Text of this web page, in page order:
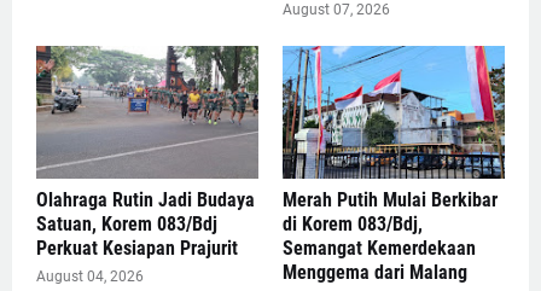
August 07, 2026
Olahraga Rutin Jadi Budaya
Satuan, Korem 083/Bdj
Perkuat Kesiapan Prajurit
August 04, 2026
Merah Putih Mulai Berkibar
di Korem 083/Bdj,
Semangat Kemerdekaan
Menggema dari Malang